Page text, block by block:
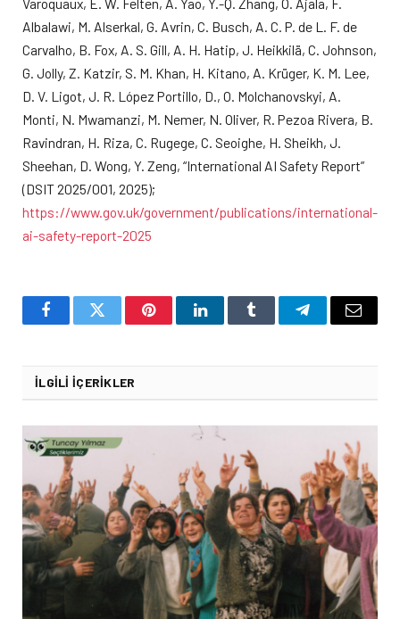
Albalawi, M. Alserkal, G. Avrin, C. Busch, A. C. P. de L. F. de
Carvalho, B. Fox, A. S. Gill, A. H. Hatip, J. Heikkilä, C. Johnson,
G. Jolly, Z. Katzir, S. M. Khan, H. Kitano, A. Krüger, K. M. Lee,
D. V. Ligot, J. R. López Portillo, D., O. Molchanovskyi, A.
Monti, N. Mwamanzi, M. Nemer, N. Oliver, R. Pezoa Rivera, B.
Ravindran, H. Riza, C. Rugege, C. Seoighe, H. Sheikh, J.
Sheehan, D. Wong, Y. Zeng, “International AI Safety Report”
(DSIT 2025/001, 2025);
https://www.gov.uk/government/publications/international-
ai-safety-report-2025
FacebookTwitter PinterestLinkedInTumblr TelegramEmail
İLGILI İÇERIKLER